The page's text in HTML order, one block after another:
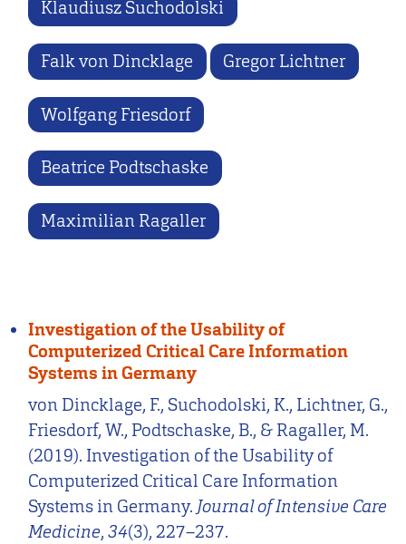
Klaudiusz Suchodolski
Falk von Dincklage Gregor Lichtner
Wolfgang Friesdorf
Beatrice Podtschaske
Maximilian Ragaller
Investigation of the Usability of
Computerized Critical Care Information
Systems in Germany
von Dincklage, F., Suchodolski, K., Lichtner, G.,
Friesdorf, W., Podtschaske, B., & Ragaller, M.
(2019). Investigation of the Usability of
Computerized Critical Care Information
Systems in Germany. Journal of Intensive Care
Medicine,34(3), 227–237.